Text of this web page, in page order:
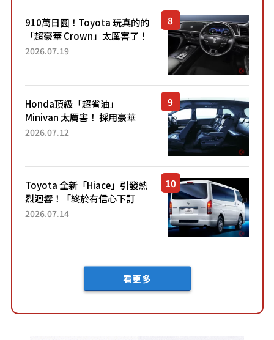
了！...
910萬日圓！Toyota 玩真的的
「超豪華 Crown」太厲害了！
採用由「匠人技藝」打造的
2026.07.19
Honda頂級「超省油」
Minivan 太厲害！ 採用豪華
「真皮座椅」與專屬「黑色內
「三...
2026.07.12
Toyota 全新「Hiace」引發熱
烈迴響！「終於有信心下訂
了！」「哪個等級交車最
車？...
2026.07.14
看更多